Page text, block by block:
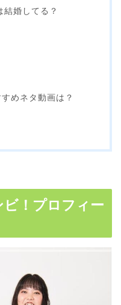
結婚してる？
めネタ動画は？
！プロフィー